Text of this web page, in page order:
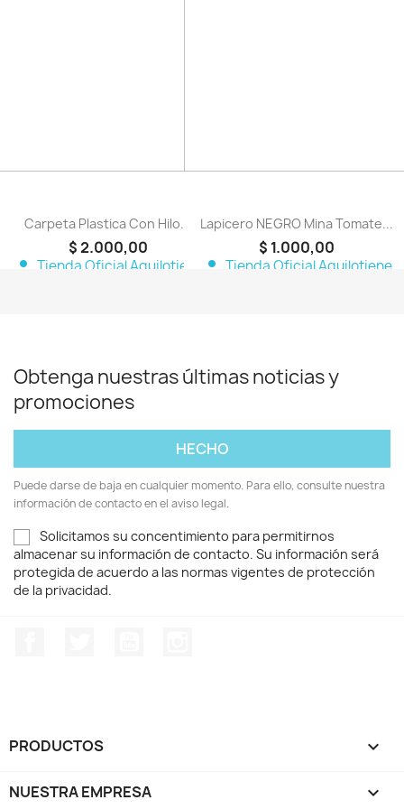
Carpeta Plastica Con Hilo...
$ 2.000,00
person Tienda Oficial Aquilotiene
Lapicero NEGRO Mina Tomate...
$ 1.000,00
person Tienda Oficial Aquilotiene
Obtenga nuestras últimas noticias y
promociones
Puede darse de baja en cualquier momento. Para ello, consulte nuestra
información de contacto en el aviso legal.
Solicitamos su concentimiento para permitirnos
almacenar su información de contacto. Su información será
protegida de acuerdo a las normas vigentes de protección
de la privacidad.
PRODUCTOS 
NUESTRA EMPRESA 